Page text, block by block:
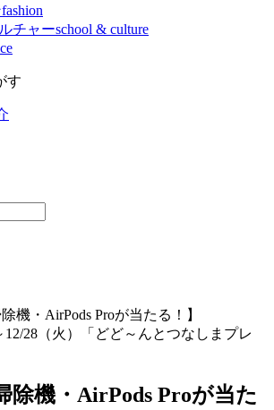
fashion
チャーschool & culture
す
機・AirPods Proが当たる！】
12/28（火）「どど～んとつなしまプレ
除機・AirPods Proが当た